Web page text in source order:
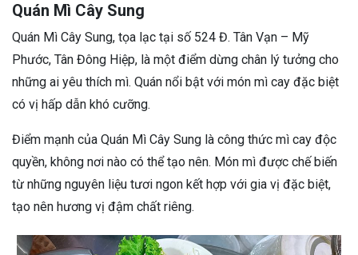
Quán Mì Cây Sung
Quán Mì Cây Sung, tọa lạc tại số 524 Đ. Tân Vạn – Mỹ
Phước, Tân Đông Hiệp, là một điểm dừng chân lý tưởng cho
những ai yêu thích mì. Quán nổi bật với món mì cay đặc biệt
có vị hấp dẫn khó cưỡng.
Điểm mạnh của Quán Mì Cây Sung là công thức mì cay độc
quyền, không nơi nào có thể tạo nên. Món mì được chế biến
từ những nguyên liệu tươi ngon kết hợp với gia vị đặc biệt,
tạo nên hương vị đậm chất riêng.